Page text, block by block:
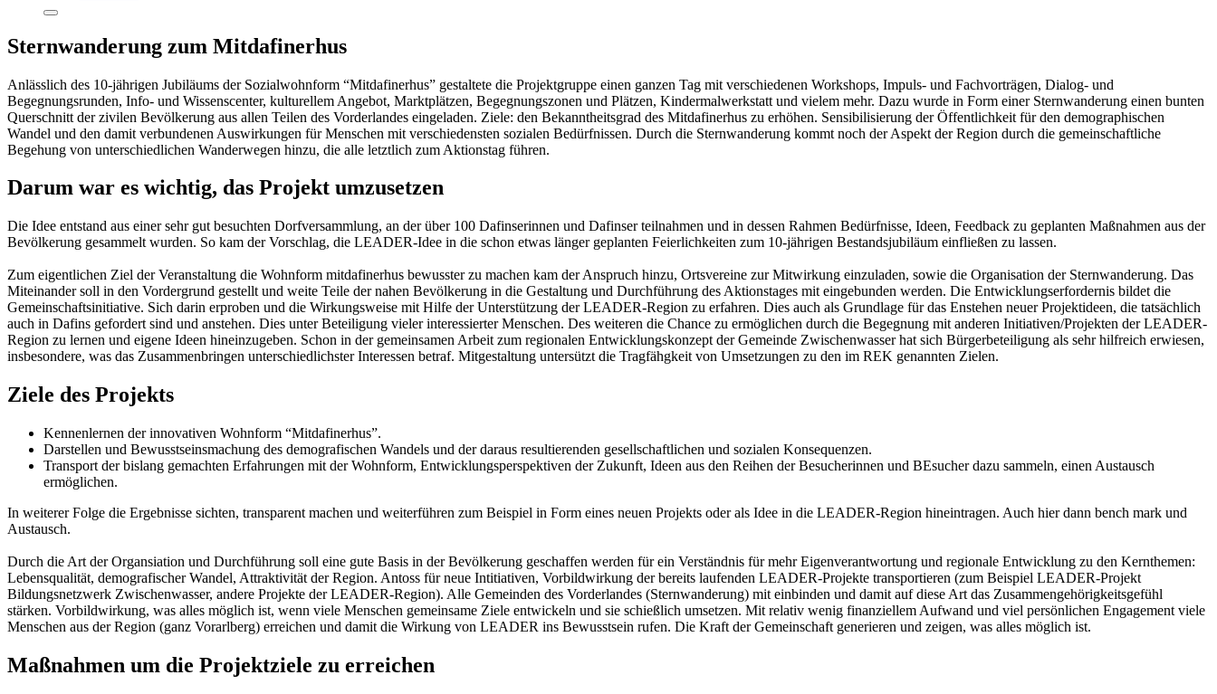
Sternwanderung zum Mitdafinerhus
Anlässlich des 10-jährigen Jubiläums der Sozialwohnform “Mitdafinerhus” gestaltete die Projektgruppe einen ganzen Tag mit verschiedenen Workshops, Impuls- und Fachvorträgen, Dialog- und
Begegnungsrunden, Info- und Wissenscenter, kulturellem Angebot, Marktplätzen, Begegnungszonen und Plätzen, Kindermalwerkstatt und vielem mehr. Dazu wurde in Form einer Sternwanderung einen bunten
Querschnitt der zivilen Bevölkerung aus allen Teilen des Vorderlandes eingeladen. Ziele: den Bekanntheitsgrad des Mitdafinerhus zu erhöhen. Sensibilisierung der Öffentlichkeit für den demographischen
Wandel und den damit verbundenen Auswirkungen für Menschen mit verschiedensten sozialen Bedürfnissen. Durch die Sternwanderung kommt noch der Aspekt der Region durch die gemeinschaftliche
Begehung von unterschiedlichen Wanderwegen hinzu, die alle letztlich zum Aktionstag führen.
Darum war es wichtig, das Projekt umzusetzen
Die Idee entstand aus einer sehr gut besuchten Dorfversammlung, an der über 100 Dafinserinnen und Dafinser teilnahmen und in dessen Rahmen Bedürfnisse, Ideen, Feedback zu geplanten Maßnahmen aus der
Bevölkerung gesammelt wurden. So kam der Vorschlag, die LEADER-Idee in die schon etwas länger geplanten Feierlichkeiten zum 10-jährigen Bestandsjubiläum einfließen zu lassen.
Zum eigentlichen Ziel der Veranstaltung die Wohnform mitdafinerhus bewusster zu machen kam der Anspruch hinzu, Ortsvereine zur Mitwirkung einzuladen, sowie die Organisation der Sternwanderung. Das
Miteinander soll in den Vordergrund gestellt und weite Teile der nahen Bevölkerung in die Gestaltung und Durchführung des Aktionstages mit eingebunden werden. Die Entwicklungserfordernis bildet die
Gemeinschaftsinitiative. Sich darin erproben und die Wirkungsweise mit Hilfe der Unterstützung der LEADER-Region zu erfahren. Dies auch als Grundlage für das Enstehen neuer Projektideen, die tatsächlich
auch in Dafins gefordert sind und anstehen. Dies unter Beteiligung vieler interessierter Menschen. Des weiteren die Chance zu ermöglichen durch die Begegnung mit anderen Initiativen/Projekten der LEADER-
Region zu lernen und eigene Ideen hineinzugeben. Schon in der gemeinsamen Arbeit zum regionalen Entwicklungskonzept der Gemeinde Zwischenwasser hat sich Bürgerbeteiligung als sehr hilfreich erwiesen,
insbesondere, was das Zusammenbringen unterschiedlichster Interessen betraf. Mitgestaltung untersützt die Tragfähgkeit von Umsetzungen zu den im REK genannten Zielen.
Ziele des Projekts
Kennenlernen der innovativen Wohnform “Mitdafinerhus”.
Darstellen und Bewusstseinsmachung des demografischen Wandels und der daraus resultierenden gesellschaftlichen und sozialen Konsequenzen.
Transport der bislang gemachten Erfahrungen mit der Wohnform, Entwicklungsperspektiven der Zukunft, Ideen aus den Reihen der Besucherinnen und BEsucher dazu sammeln, einen Austausch
ermöglichen.
In weiterer Folge die Ergebnisse sichten, transparent machen und weiterführen zum Beispiel in Form eines neuen Projekts oder als Idee in die LEADER-Region hineintragen. Auch hier dann bench mark und
Austausch.
Durch die Art der Organsiation und Durchführung soll eine gute Basis in der Bevölkerung geschaffen werden für ein Verständnis für mehr Eigenverantwortung und regionale Entwicklung zu den Kernthemen:
Lebensqualität, demografischer Wandel, Attraktivität der Region. Antoss für neue Intitiativen, Vorbildwirkung der bereits laufenden LEADER-Projekte transportieren (zum Beispiel LEADER-Projekt
Bildungsnetzwerk Zwischenwasser, andere Projekte der LEADER-Region). Alle Gemeinden des Vorderlandes (Sternwanderung) mit einbinden und damit auf diese Art das Zusammengehörigkeitsgefühl
stärken. Vorbildwirkung, was alles möglich ist, wenn viele Menschen gemeinsame Ziele entwickeln und sie schießlich umsetzen. Mit relativ wenig finanziellem Aufwand und viel persönlichen Engagement viele
Menschen aus der Region (ganz Vorarlberg) erreichen und damit die Wirkung von LEADER ins Bewusstsein rufen. Die Kraft der Gemeinschaft generieren und zeigen, was alles möglich ist.
Maßnahmen um die Projektziele zu erreichen